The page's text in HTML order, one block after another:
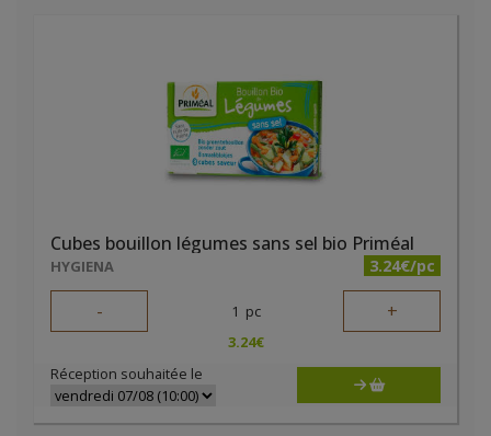
Cubes bouillon légumes sans sel bio Priméal
HYGIENA 3.24€/pc
- 1 pc +
3.24€
Réception souhaitée le